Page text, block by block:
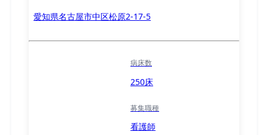
愛知県名古屋市中区松原2-17-5
病床数
250床
募集職種
看護師